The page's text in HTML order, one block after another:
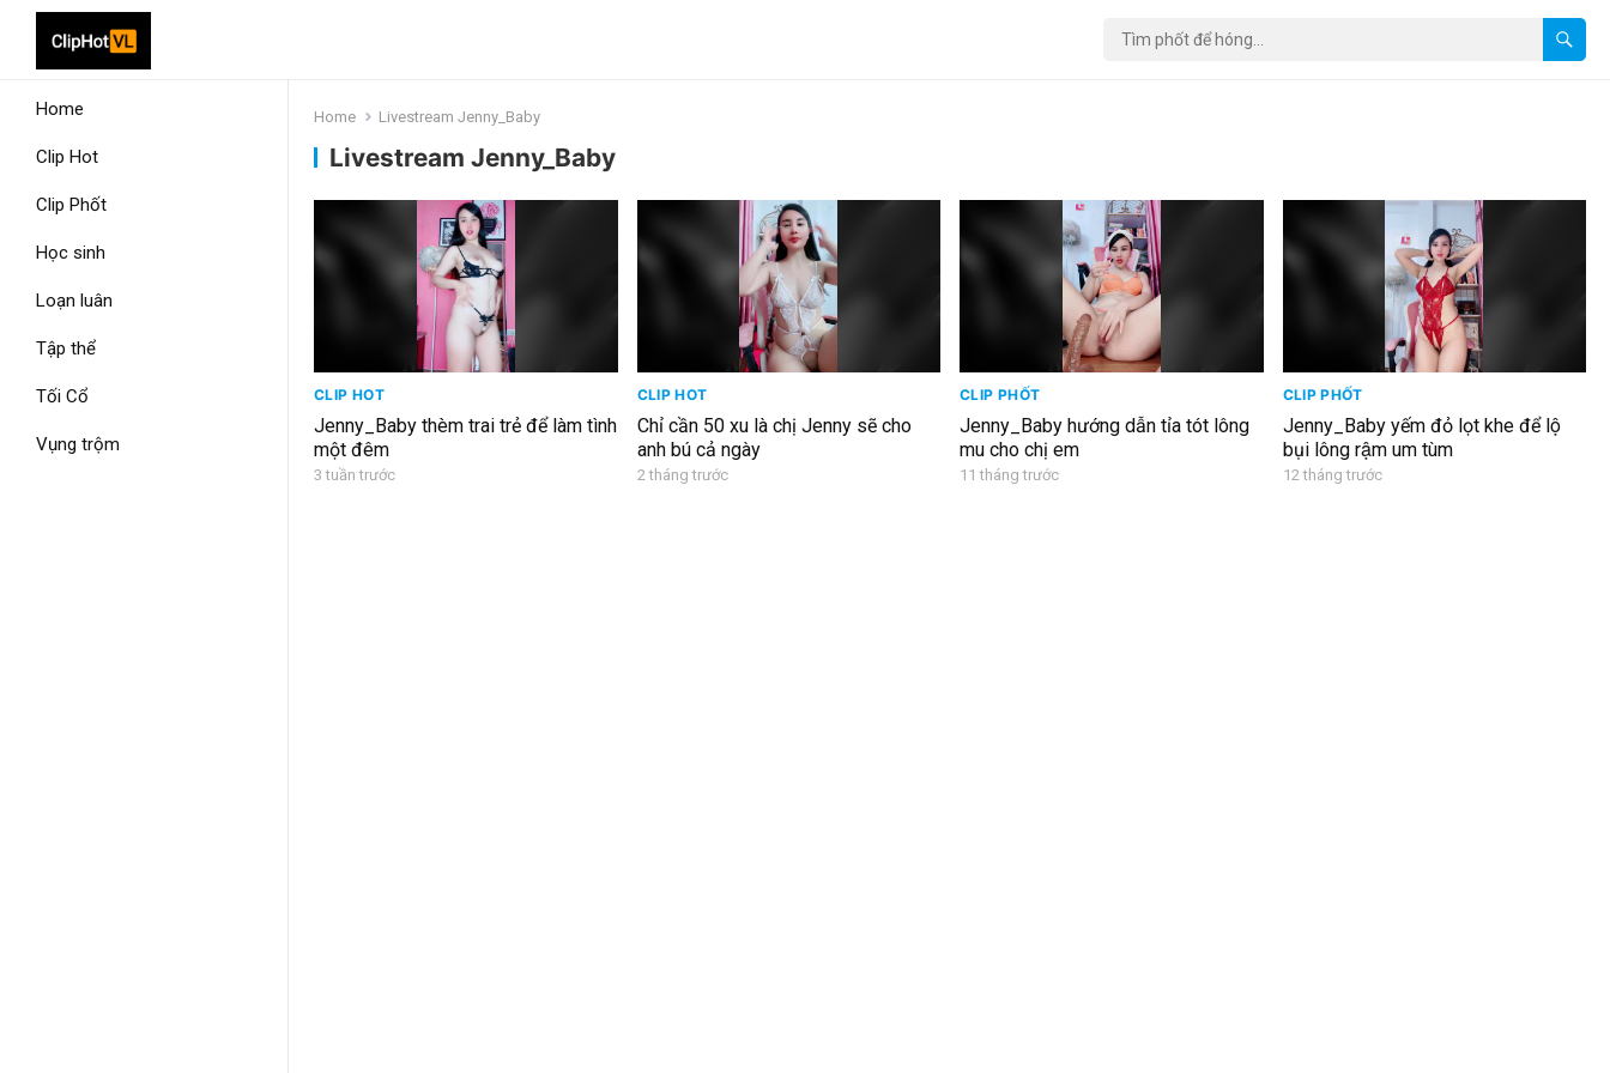
Home
Clip Hot
Clip Phốt
Học sinh
Loạn luân
Tập thể
Tối Cổ
Vụng trộm
Home Livestream Jenny_Baby
Livestream Jenny_Baby
CLIP HOT
Jenny_Baby thèm trai trẻ để làm tình
một đêm
3 tuần trước
CLIP HOT
Chỉ cần 50 xu là chị Jenny sẽ cho
anh bú cả ngày
2 tháng trước
CLIP PHỐT
Jenny_Baby hướng dẫn tỉa tót lông
mu cho chị em
11 tháng trước
CLIP PHỐT
Jenny_Baby yếm đỏ lọt khe để lộ
bụi lông rậm um tùm
12 tháng trước